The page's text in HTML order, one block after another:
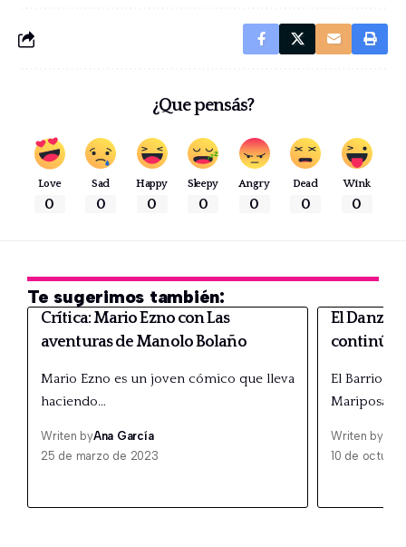
¿Que pensás?
Love
0
Sad
0
Happy
0
Sleepy
0
Angry
0
Dead
0
Wink
0
Te sugerimos también:
Crítica: Mario Ezno con Las
aventuras de Manolo Bolaño
Mario Ezno es un joven cómico que lleva
haciendo…
Writen byAna García
25 de marzo de 2023
El Danzar
continúa
El Barrio,
Mariposas…
Writen by
10 de